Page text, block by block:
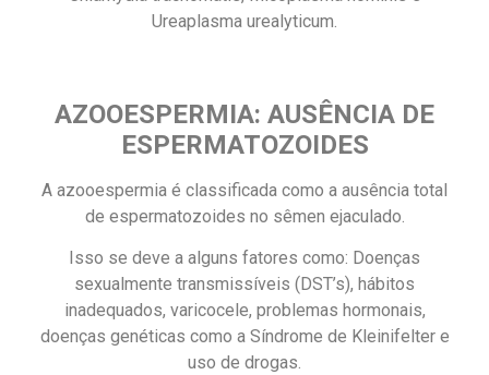
Ureaplasma urealyticum.
AZOOESPERMIA: AUSÊNCIA DE
ESPERMATOZOIDES
A azooespermia é classificada como a ausência total
de espermatozoides no sêmen ejaculado.
Isso se deve a alguns fatores como: Doenças
sexualmente transmissíveis (DST’s), hábitos
inadequados, varicocele, problemas hormonais,
doenças genéticas como a Síndrome de Kleinifelter e
uso de drogas.